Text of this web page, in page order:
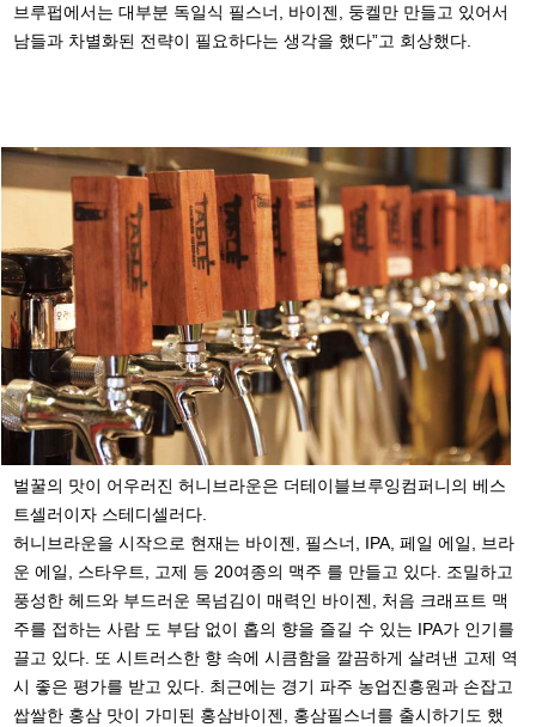
브루펍에서는 대부분 독일식 필스너, 바이젠, 둥켈만 만들고 있어서
남들과 차별화된 전략이 필요하다는 생각을 했다”고 회상했다.
벌꿀의 맛이 어우러진 허니브라운은 더테이블브루잉컴퍼니의 베스
트셀러이자 스테디셀러다.
허니브라운을 시작으로 현재는 바이젠, 필스너, IPA, 페일 에일, 브라
운 에일, 스타우트, 고제 등 20여종의 맥주 를 만들고 있다. 조밀하고
풍성한 헤드와 부드러운 목넘김이 매력인 바이젠, 처음 크래프트 맥
주를 접하는 사람 도 부담 없이 홉의 향을 즐길 수 있는 IPA가 인기를
끌고 있다. 또 시트러스한 향 속에 시큼함을 깔끔하게 살려낸 고제 역
시 좋은 평가를 받고 있다. 최근에는 경기 파주 농업진흥원과 손잡고
쌉쌀한 홍삼 맛이 가미된 홍삼바이젠, 홍삼필스너를 출시하기도 했